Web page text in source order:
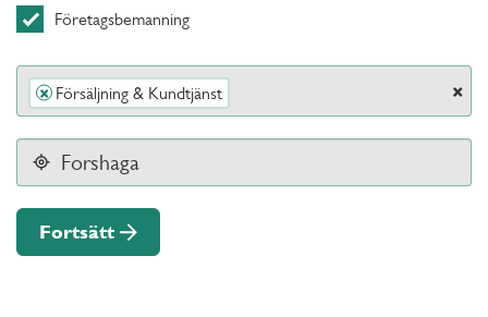
Företagsbemanning
×
× Försäljning & Kundtjänst
Fortsätt